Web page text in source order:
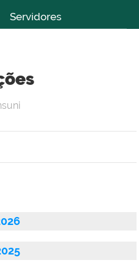
Servidores